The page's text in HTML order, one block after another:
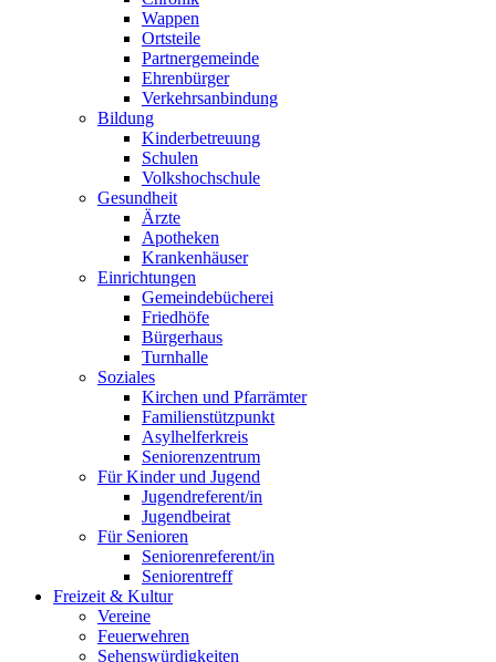
Wappen
Ortsteile
Partnergemeinde
Ehrenbürger
Verkehrsanbindung
Bildung
Kinderbetreuung
Schulen
Volkshochschule
Gesundheit
Ärzte
Apotheken
Krankenhäuser
Einrichtungen
Gemeindebücherei
Friedhöfe
Bürgerhaus
Turnhalle
Soziales
Kirchen und Pfarrämter
Familienstützpunkt
Asylhelferkreis
Seniorenzentrum
Für Kinder und Jugend
Jugendreferent/in
Jugendbeirat
Für Senioren
Seniorenreferent/in
Seniorentreff
Freizeit & Kultur
Vereine
Feuerwehren
Sehenswürdigkeiten